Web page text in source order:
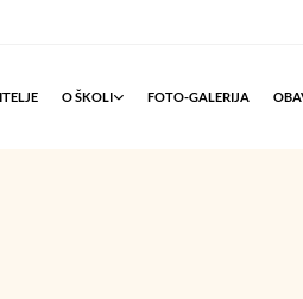
O ŠKOLI FOTO-GALERIJA